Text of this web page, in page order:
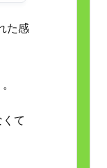
た感
て